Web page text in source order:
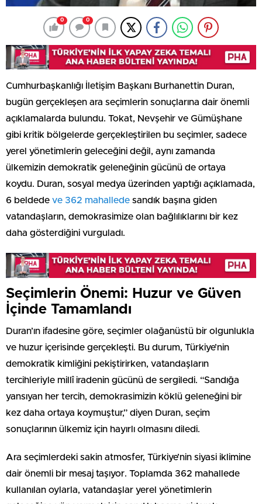
0 0
Cumhurbaşkanlığı İletişim Başkanı Burhanettin Duran,
bugün gerçekleşen ara seçimlerin sonuçlarına dair önemli
açıklamalarda bulundu. Tokat, Nevşehir ve Gümüşhane
gibi kritik bölgelerde gerçekleştirilen bu seçimler, sadece
yerel yönetimlerin geleceğini değil, aynı zamanda
ülkemizin demokratik geleneğinin gücünü de ortaya
koydu. Duran, sosyal medya üzerinden yaptığı açıklamada,
6 beldede ve 362 mahallede sandık başına giden
vatandaşların, demokrasimize olan bağlılıklarını bir kez
daha gösterdiğini vurguladı.
Seçimlerin Önemi: Huzur ve Güven
İçinde Tamamlandı
Duran’ın ifadesine göre, seçimler olağanüstü bir olgunlukla
ve huzur içerisinde gerçekleşti. Bu durum, Türkiye’nin
demokratik kimliğini pekiştirirken, vatandaşların
tercihleriyle millî iradenin gücünü de sergiledi. “Sandığa
yansıyan her tercih, demokrasimizin köklü geleneğini bir
kez daha ortaya koymuştur,” diyen Duran, seçim
sonuçlarının ülkemiz için hayırlı olmasını diledi.
Ara seçimlerdeki sakin atmosfer, Türkiye’nin siyasi iklimine
dair önemli bir mesaj taşıyor. Toplamda 362 mahallede
kullanılan oylarla, vatandaşlar yerel yönetimlerin